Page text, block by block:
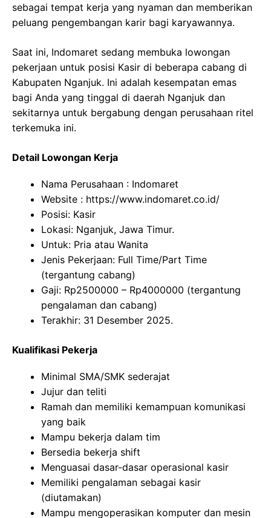
sebagai tempat kerja yang nyaman dan memberikan
peluang pengembangan karir bagi karyawannya.
Saat ini, Indomaret sedang membuka lowongan
pekerjaan untuk posisi Kasir di beberapa cabang di
Kabupaten Nganjuk. Ini adalah kesempatan emas
bagi Anda yang tinggal di daerah Nganjuk dan
sekitarnya untuk bergabung dengan perusahaan ritel
terkemuka ini.
Detail Lowongan Kerja
Nama Perusahaan : Indomaret
Website : https://www.indomaret.co.id/
Posisi: Kasir
Lokasi: Nganjuk, Jawa Timur.
Untuk: Pria atau Wanita
Jenis Pekerjaan: Full Time/Part Time
(tergantung cabang)
Gaji: Rp2500000 – Rp4000000 (tergantung
pengalaman dan cabang)
Terakhir: 31 Desember 2025.
Kualifikasi Pekerja
Minimal SMA/SMK sederajat
Jujur dan teliti
Ramah dan memiliki kemampuan komunikasi
yang baik
Mampu bekerja dalam tim
Bersedia bekerja shift
Menguasai dasar-dasar operasional kasir
Memiliki pengalaman sebagai kasir
(diutamakan)
Mampu mengoperasikan komputer dan mesin